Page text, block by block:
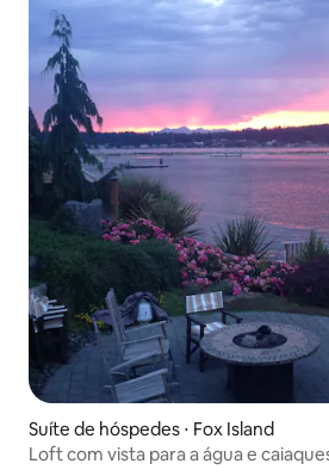
Suíte de hóspedes ⋅ Fox Island
Loft com vista para a água e